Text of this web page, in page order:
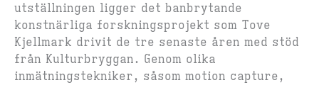
utställningen ligger det banbrytande
konstnärliga forskningsprojekt som Tove
Kjellmark drivit de tre senaste åren med stöd
från Kulturbryggan. Genom olika
inmätningstekniker, såsom motion capture,